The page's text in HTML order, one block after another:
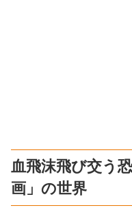
血飛沫飛び交う
画」の世界